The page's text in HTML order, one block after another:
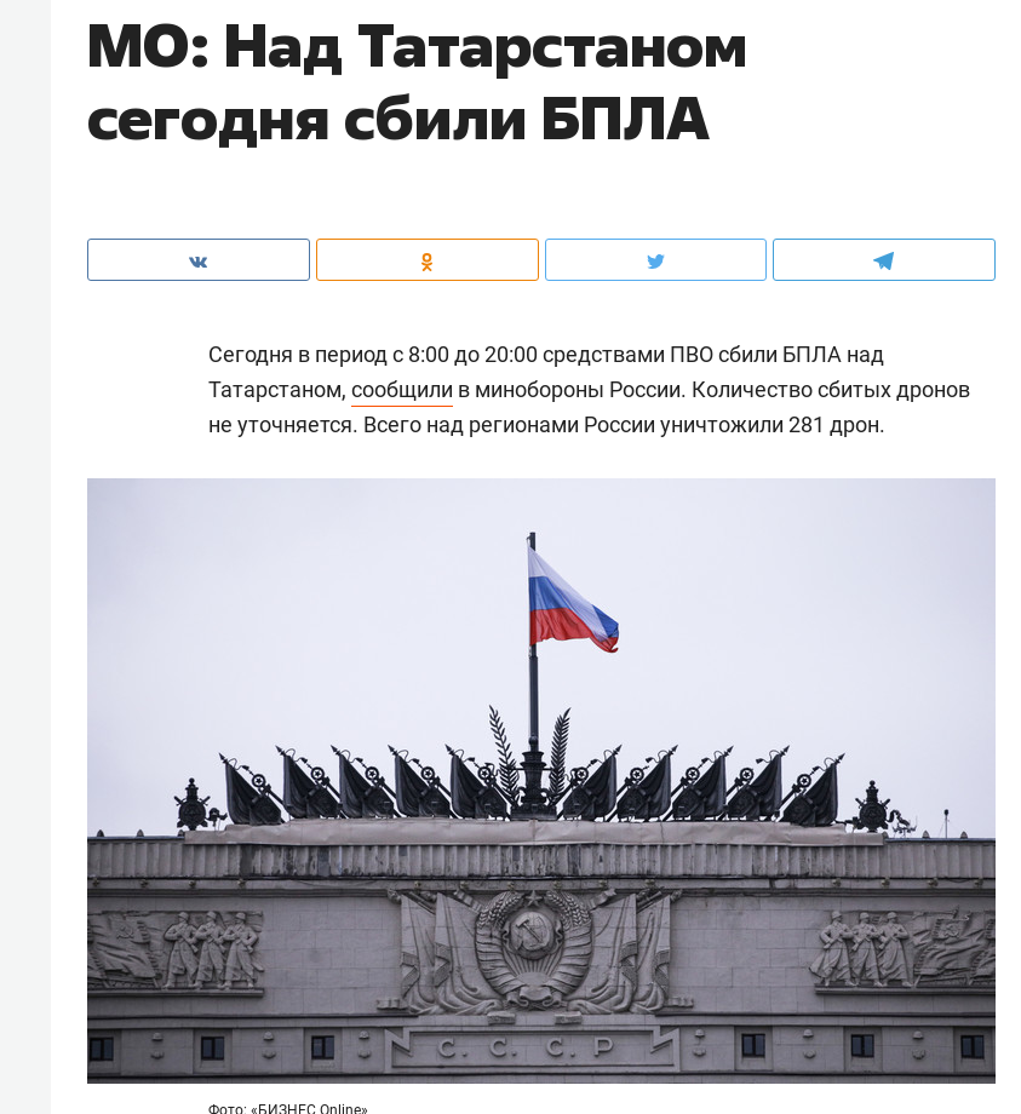
МО: Над Татарстаном
сегодня сбили БПЛА
Сегодня в период с 8:00 до 20:00 средствами ПВО сбили БПЛА над
Татарстаном, сообщили в минобороны России. Количество сбитых дронов
не уточняется. Всего над регионами России уничтожили 281 дрон.